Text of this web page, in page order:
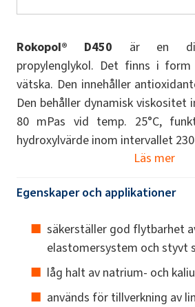
Rokopol® D450 är en
propylenglykol. Det finns i
vätska. Den innehåller
Den behåller dynamisk viskositet
80 mPas vid temp. 25°C,
hydroxylvärde inom intervallet
Läs mer
Egenskaper och applikationer
säkerställer god flytbarhet
elastomersystem och styvt
låg halt av natrium- och
används för tillverkning av